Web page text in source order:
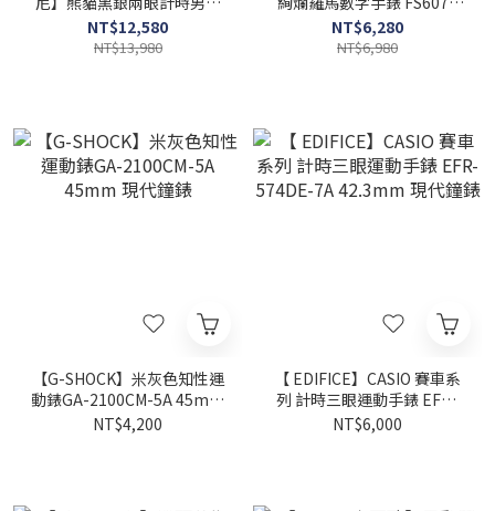
AR11636 42mm 現代鐘錶
NT$12,580
NT$13,980
30mm 現代鐘錶
NT$6,280
NT$6,980
【G-SHOCK】米灰色知性運
動錶GA-2100CM-5A 45mm
現代鐘錶
NT$4,200
【 EDIFICE】CASIO 賽車系
列 計時三眼運動手錶 EFR-
574DE-7A 42.3mm 現代鐘
NT$6,000